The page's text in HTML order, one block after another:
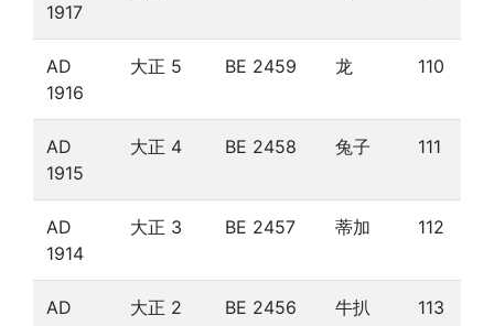
1917
AD
1916
大正 5 BE 2459 龙 110
AD
1915
大正 4 BE 2458 兔子 111
AD
1914
大正 3 BE 2457 蒂加 112
AD
大正 2 BE 2456 牛扒 113